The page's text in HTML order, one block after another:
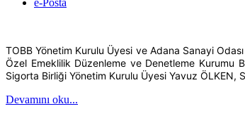
TOBB Yönetim Kurulu Üyesi ve Adana Sanayi
Özel Emeklilik Düzenleme ve Denetleme Kurumu
Sigorta Birliği Yönetim Kurulu Üyesi Yavuz ÖLKEN,
Devamını oku...